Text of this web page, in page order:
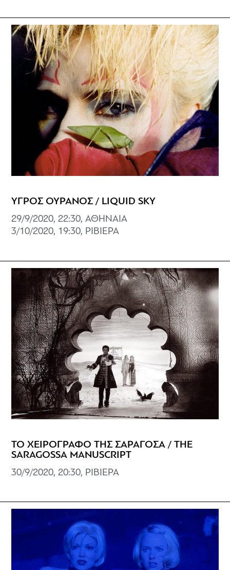
ΥΓΡΟΣ ΟΥΡΑΝΟΣ / LIQUID SKY
29/9/2020, 22:30, ΑΘΗΝΑΙΑ
3/10/2020, 19:30, ΡΙΒΙΕΡΑ
ΤΟ ΧΕΙΡΟΓΡΑΦΟ ΤΗΣ ΣΑΡΑΓΟΣΑ / THE
SARAGOSSA MANUSCRIPT
30/9/2020, 20:30, ΡΙΒΙΕΡΑ